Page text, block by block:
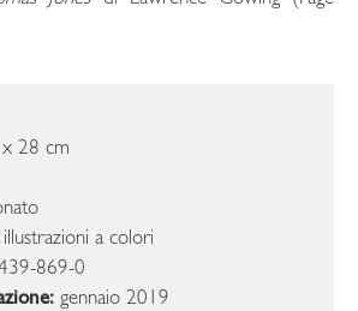
28 cm
a colori
869-0
gennaio 2019